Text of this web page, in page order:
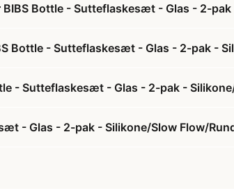
Bottle - Sutteflaskesæt - Glas - 2-
Bottle - Sutteflaskesæt - Glas - 2-pak -
- Sutteflaskesæt - Glas - 2-pak -
- Glas - 2-pak - Silikone/Slow Flow/